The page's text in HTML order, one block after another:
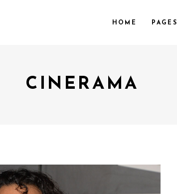
HOME PAGES
CINERAMA